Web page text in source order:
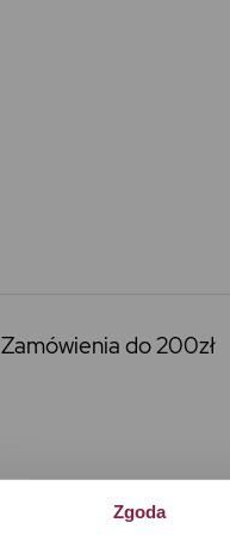
Zgoda
Zamówienia do 200zł